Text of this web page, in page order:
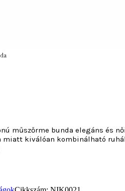
műszőrme bunda elegáns és
miatt kiválóan kombinálható